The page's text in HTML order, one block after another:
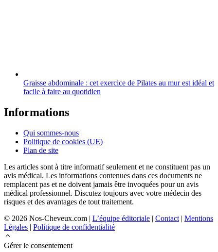
Graisse abdominale : cet exercice de Pilates au mur est idéal et
facile à faire au quotidien
Informations
Qui sommes-nous
Politique de cookies (UE)
Plan de site
Les articles sont à titre informatif seulement et ne constituent pas un
avis médical. Les informations contenues dans ces documents ne
remplacent pas et ne doivent jamais être invoquées pour un avis
médical professionnel. Discutez toujours avec votre médecin des
risques et des avantages de tout traitement.
© 2026 Nos-Cheveux.com | L’équipe éditoriale | Contact | Mentions
Légales | Politique de confidentialité
Gérer le consentement